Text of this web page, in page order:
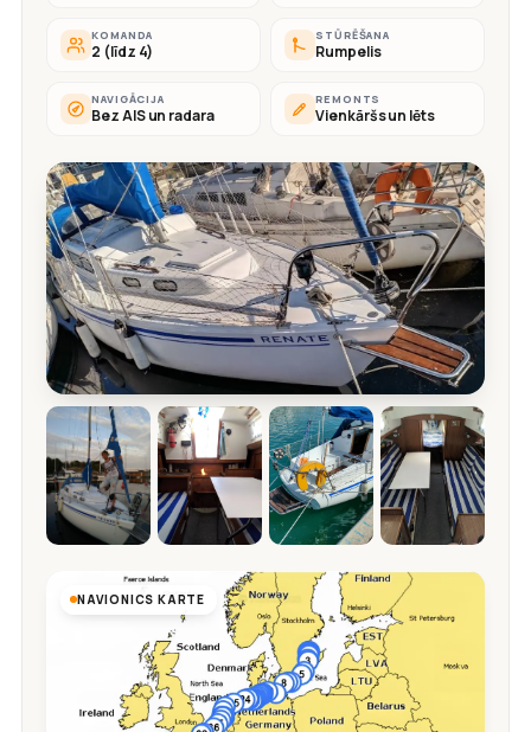
KOMANDA
2 (līdz 4)
STŪRĒŠANA
Rumpelis
NAVIGĀCIJA
Bez AIS un radara
REMONTS
Vienkāršs un lēts
NAVIONICS KARTE